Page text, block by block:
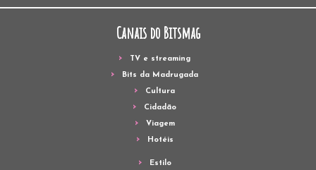
Canais do Bitsmag
TV e streaming
Bits da Madrugada
Cultura
Cidadão
Viagem
Hotéis
Estilo